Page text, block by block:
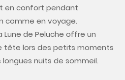
en confort pendant
comme en voyage.
Lune de Peluche offre un
tête lors des petits moments
nuits de sommeil.